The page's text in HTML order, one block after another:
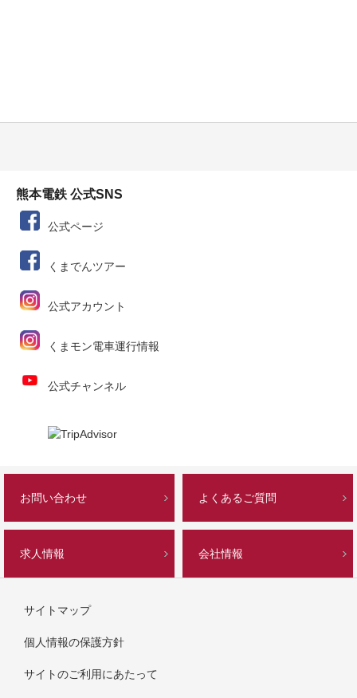
熊本電鉄 公式SNS
公式ページ
くまでんツアー
公式アカウント
くまモン電車運行情報
公式チャンネル
お問い合わせ よくあるご質問
求人情報 会社情報
サイトマップ
個人情報の保護方針
サイトのご利用にあたって